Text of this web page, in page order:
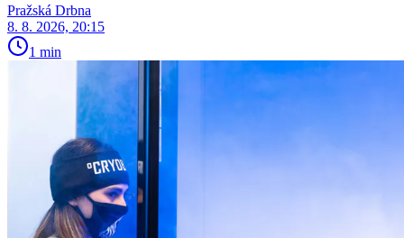
Pražská Drbna
8. 8. 2026, 20:15
1 min